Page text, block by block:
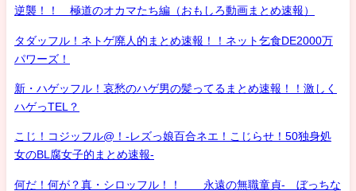
逆襲！！ 極道のオカマたち編（おもしろ動画まとめ速報）
タダッフル！ネトゲ廃人的まとめ速報！！ネット乞食DE2000万
パワーズ！
新・ハゲッフル！哀愁のハゲ男の髪ってるまとめ速報！！激しく
ハゲっTEL？
こじ！コジッフル@！-レズっ娘百合ネエ！こじらせ！50独身処
女のBL腐女子的まとめ速報-
何だ！何が？真・シロッフル！！ 永遠の無職童貞- ぼっちな